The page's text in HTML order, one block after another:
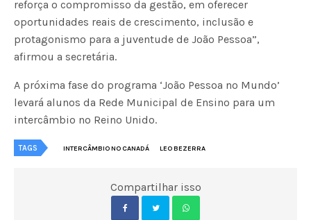
reforça o compromisso da gestão, em oferecer
oportunidades reais de crescimento, inclusão e
protagonismo para a juventude de João Pessoa”,
afirmou a secretária.
A próxima fase do programa ‘João Pessoa no Mundo’
levará alunos da Rede Municipal de Ensino para um
intercâmbio no Reino Unido.
TAGS INTERCÂMBIO NO CANADÁ LEO BEZERRA
Compartilhar isso